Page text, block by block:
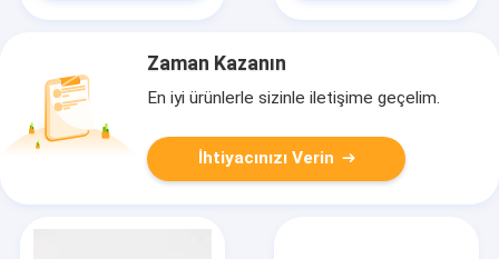
Zaman Kazanın
En iyi ürünlerle sizinle iletişime geçelim.
İhtiyacınızı Verin